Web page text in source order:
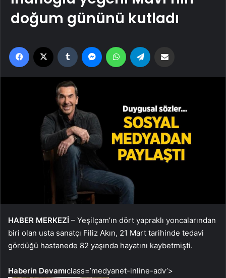
doğum gününü kutladı
Facebook Tumblr MessengerWhatsApp
HABER MERKEZİ – Yeşilçam’ın dört yapraklı yoncalarından
biri olan usta sanatçı Filiz Akın, 21 Mart tarihinde tedavi
gördüğü hastanede 82 yaşında hayatını kaybetmişti.
Haberin Devamıclass=’medyanet-inline-adv’>